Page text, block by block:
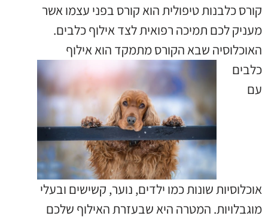
קורס כלבנות טיפולית הוא קורס בפני עצמו אשר
מעניק לכם תמיכה רפואית לצד אילוף כלבים.
האוכלוסיה שבאהקורס מתמקד הוא אילוף
כלבים
עם
אוכלוסיות שונות כמו ילדים, נוער, קשישים ובעלי
מוגבלויות. המטרה היא שבעזרת האילוף שלכם